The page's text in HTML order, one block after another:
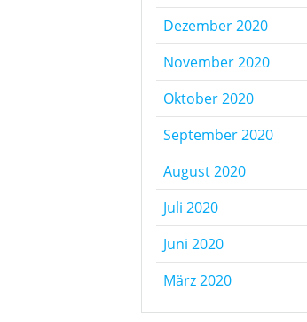
Dezember 2020
November 2020
Oktober 2020
September 2020
August 2020
Juli 2020
Juni 2020
März 2020